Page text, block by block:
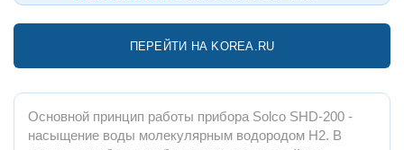
ПЕРЕЙТИ НА KOREA.RU
Основной принцип работы прибора Solco SHD-200 -
насыщение воды молекулярным водородом H2. В